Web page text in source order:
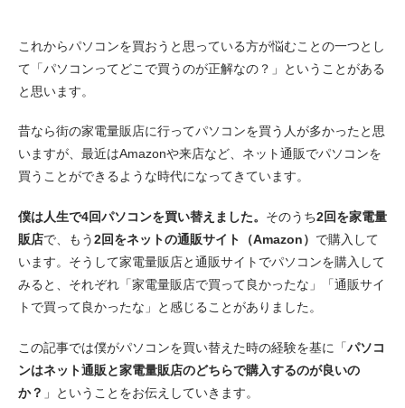
これからパソコンを買おうと思っている方が悩むことの一つとし
て「パソコンってどこで買うのが正解なの？」ということがある
と思います。
昔なら街の家電量販店に行ってパソコンを買う人が多かったと思
いますが、最近はAmazonや来店など、ネット通販でパソコンを
買うことができるような時代になってきています。
僕は人生で4回パソコンを買い替えました。 そのうち2回を家電量
販店で、もう2回をネットの通販サイト（Amazon） で購入して
います。そうして家電量販店と通販サイトでパソコンを購入して
みると、それぞれ「家電量販店で買って良かったな」「通販サイ
トで買って良かったな」と感じることがありました。
この記事では僕がパソコンを買い替えた時の経験を基に「パソコ
ンはネット通販と家電量販店のどちらで購入するのが良いの
か？ 」ということをお伝えしていきます。